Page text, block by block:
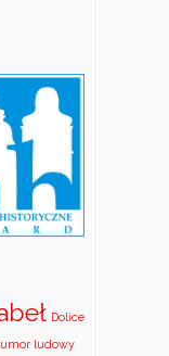
Dolice
ludowy